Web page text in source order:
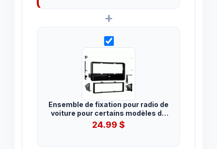
+
Ensemble de fixation pour radio de
voiture pour certains modèles de
Toyota 2000 à 2005. Sinple DIN.
24.99 $